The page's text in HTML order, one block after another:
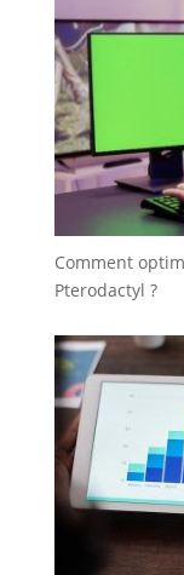
Comment
Pterodactyl ?